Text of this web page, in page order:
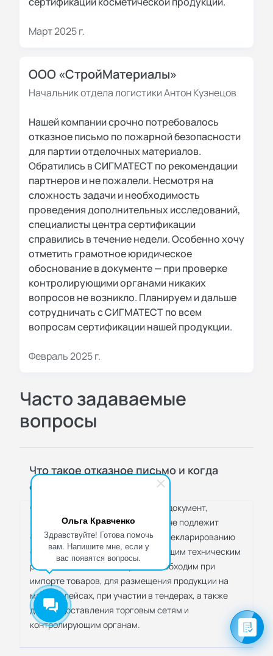
Ольга Кравченко
Здравствуйте! Готова помочь
вам. Напишите мне, если у
вас появятся вопросы.
Март 2025 г.
ООО «СтройМатериалы»
Начальник отдела логистики Антон Кузнецов
Нашей компании срочно потребовалось
отказное письмо по пожарной безопасности
для партии отделочных материалов.
Обратились в СИГМАТЕСТ по рекомендации
партнеров и не пожалели. Несмотря на
сложность задачи и необходимость
проведения дополнительных исследований,
специалисты центра сертификации
справились в течение недели. Особенно хочу
отметить грамотное юридическое
обоснование в документе — при проверке
контролирующими органами никаких
вопросов не возникло. Планируем и дальше
сотрудничать с СИГМАТЕСТ по всем
вопросам сертификации нашей продукции.
Февраль 2025 г.
Часто задаваемые
вопросы
Что такое отказное письмо и когда
оно нужно?
Отказное письмо — официальный документ,
подтверждающий, что продукция не подлежит
обязательной сертификации или декларированию
соответствия согласно действующим техническим
регламентам. Такой документ необходим при
импорте товаров, для размещения продукции на
маркетплейсах, при участии в тендерах, а также
для предоставления торговым сетям и
контролирующим органам.